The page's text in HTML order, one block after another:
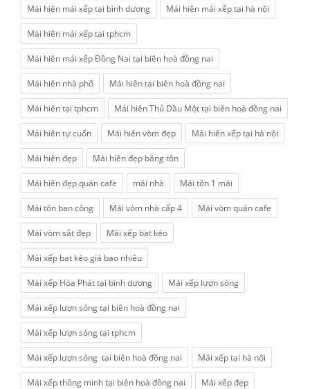
Mái hiên mái xếp tại bình dương Mái hiên mái xếp tại hà nội
Mái hiên mái xếp tại tphcm
Mái hiên mái xếp Đồng Nai tại biên hoà đồng nai
Mái hiên nhà phố Mái hiên tại biên hoà đồng nai
Mái hiên tại tphcm Mái hiên Thủ Dầu Một tại biên hoà đồng nai
Mái hiên tự cuốn Mái hiên vòm đẹp Mái hiên xếp tại hà nội
Mái hiên đẹp Mái hiên đẹp bằng tôn
Mái hiên đẹp quán cafe mái nhà Mái tôn 1 mái
Mái tôn ban công Mái vòm nhà cấp 4 Mái vòm quán cafe
Mái vòm sắt đẹp Mái xếp bạt kéo
Mái xếp bạt kéo giá bao nhiêu
Mái xếp Hòa Phát tại bình dương Mái xếp lượn sóng
Mái xếp lượn sóng tại biên hoà đồng nai
Mái xếp lượn sóng tại tphcm
Mái xếp lượn sóng tại biên hoà đồng nai Mái xếp tại hà nội
Mái xếp thông minh tại biên hoà đồng nai Mái xếp đẹp